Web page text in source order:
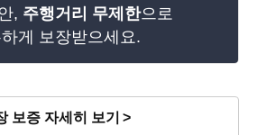
, 주행거리 무제한으로
게 보장받으세요.
보증 자세히 보기